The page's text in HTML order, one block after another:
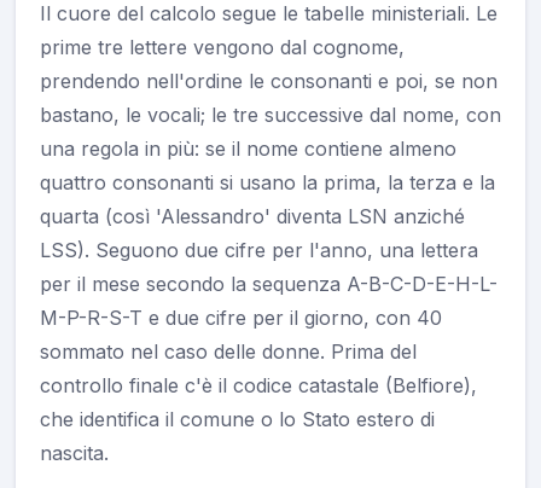
Il cuore del calcolo segue le tabelle ministeriali. Le
prime tre lettere vengono dal cognome,
prendendo nell'ordine le consonanti e poi, se non
bastano, le vocali; le tre successive dal nome, con
una regola in più: se il nome contiene almeno
quattro consonanti si usano la prima, la terza e la
quarta (così 'Alessandro' diventa LSN anziché
LSS). Seguono due cifre per l'anno, una lettera
per il mese secondo la sequenza A-B-C-D-E-H-L-
M-P-R-S-T e due cifre per il giorno, con 40
sommato nel caso delle donne. Prima del
controllo finale c'è il codice catastale (Belfiore),
che identifica il comune o lo Stato estero di
nascita.